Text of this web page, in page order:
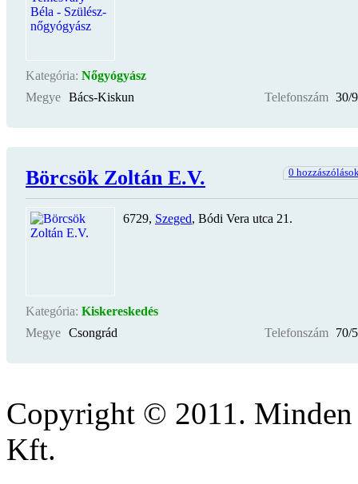
Kategória: Nőgyógyász
Megye Bács-Kiskun Telefonszám 30/
Börcsök Zoltán E.V. 0
6729, Szeged, Bódi Vera utca 21.
Kategória: Kiskereskedés
Megye Csongrád Telefonszám 70/
Copyright © 2011.
Kft.